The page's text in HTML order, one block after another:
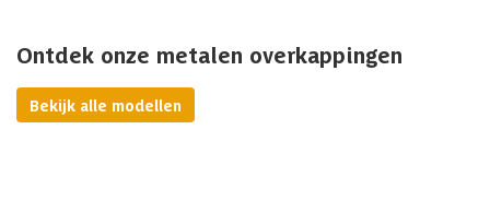
Ontdek onze metalen overkappingen
Bekijk alle modellen